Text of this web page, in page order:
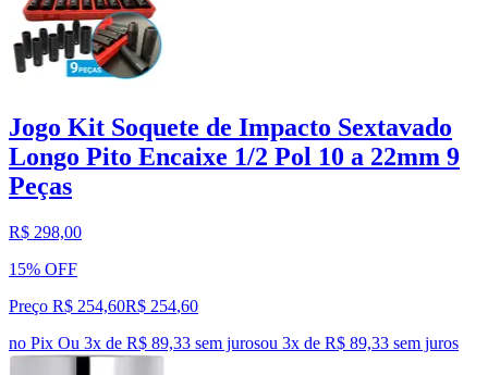
Jogo Kit Soquete de Impacto Sextavado
Longo Pito Encaixe 1/2 Pol 10 a 22mm 9
Peças
R$ 298,00
15% OFF
Preço R$ 254,60R$ 254,60
no Pix Ou 3x de R$ 89,33 sem jurosou 3x de R$ 89,33 sem juros